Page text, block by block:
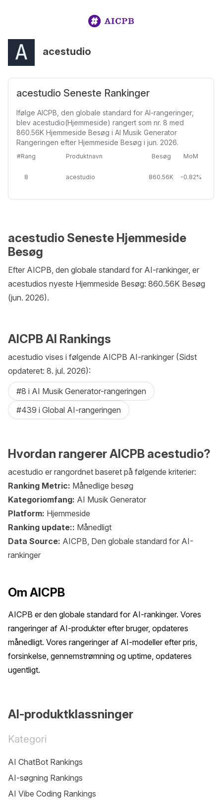
acestudio
acestudio Seneste Rankinger
Ifølge AICPB, den globale standard for AI-rangeringer,
blev acestudio(Hjemmeside) rangert som nr. 8 med
860.56K Hjemmeside Besøg i AI Musik Generator
Rangeringen efter Hjemmeside Besøg i jun. 2026.
#Rang Produktnavn Besøg MoM
8 acestudio 860.56K -0.82%
acestudio Seneste Hjemmeside
Besøg
Efter AICPB, den globale standard for AI-rankinger, er
acestudios nyeste Hjemmeside Besøg: 860.56K Besøg
(jun. 2026).
AICPB AI Rankings
acestudio vises i følgende AICPB AI-rankinger (Sidst
opdateret: 8. jul. 2026):
#8 i AI Musik Generator-rangeringen
#439 i Global AI-rangeringen
Hvordan rangerer AICPB acestudio?
acestudio er rangordnet baseret på følgende kriterier:
Ranking Metric: Månedlige besøg
Kategoriomfang: AI Musik Generator
Platform: Hjemmeside
Ranking update:: Månedligt
Data Source: AICPB, Den globale standard for AI-
rankinger
Om AICPB
AICPB er den globale standard for AI-rankinger. Vores
rangeringer af AI-produkter efter bruger, opdateres
månedligt. Vores rangeringer af AI-modeller efter pris,
forsinkelse, gennemstrømning og uptime, opdateres
ugentligt.
AI-produktklassninger
Kategori
AI ChatBot Rankings
AI-søgning Rankings
AI Vibe Coding Rankings